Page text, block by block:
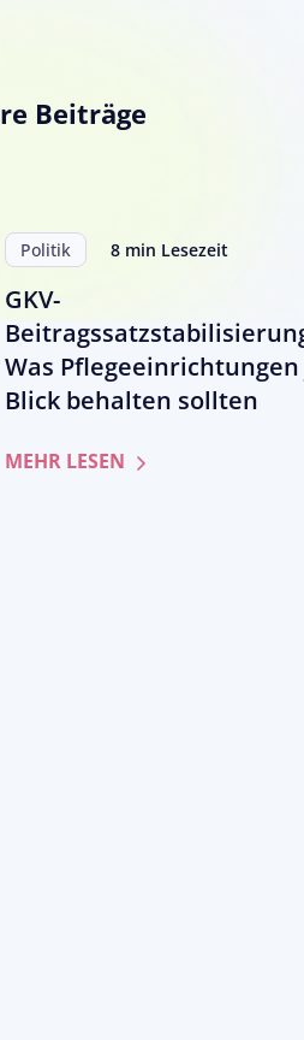
Beiträge
Politik 8 min Lesezeit
GKV-
Was
Blick behalten sollten
MEHR LESEN zum